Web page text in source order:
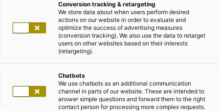
Conversion tracking & retargeting
We store data about when users perform desired
actions on our website in order to evaluate and
optimize the success of advertising measures
(conversion tracking). We also use the data to retarget
users on other websites based on their interests
(retargeting).
Chatbots
We use chatbots as an additional communication
channel in parts of our website. These are intended to
answer simple questions and forward them to the right
contact person for processing more complex requests.